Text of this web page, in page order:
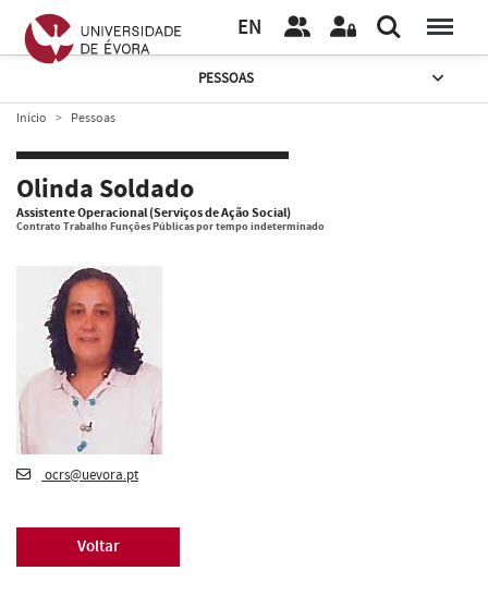
EN
PESSOAS
Início Pessoas
Olinda Soldado
Assistente Operacional (Serviços de Ação Social)
Contrato Trabalho Funções Públicas por tempo indeterminado
ocrs@uevora.pt
Voltar